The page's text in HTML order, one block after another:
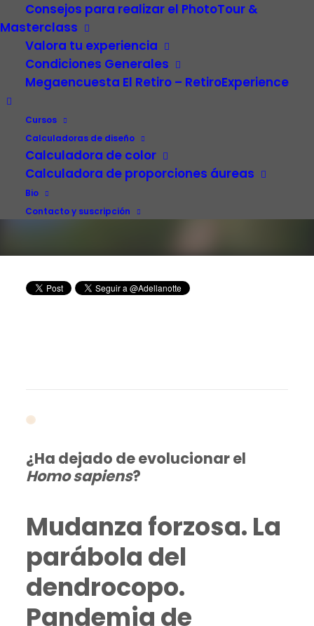
Consejos para realizar el PhotoTour &
Masterclass
Valora tu experiencia
Condiciones Generales
Megaencuesta El Retiro – RetiroExperience
Cursos
Calculadoras de diseño
Calculadora de color
Calculadora de proporciones áureas
Bio
Contacto y suscripción
22/01/2021 | INNATURALEZA,SOCIEDAD,ACTUALIDAD,VISIÓN
¿Ha dejado de evolucionar el
Homo sapiens?
Mudanza forzosa. La
parábola del
dendrocopo.
Pandemia de